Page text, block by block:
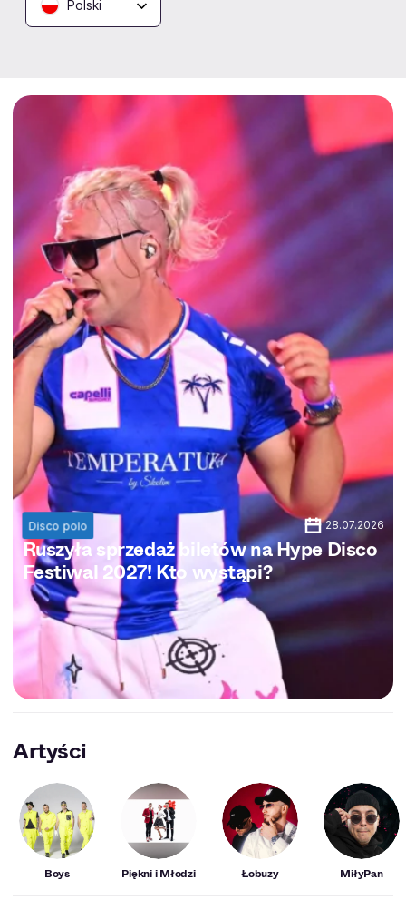
Polski
Nie czekaj - liczba miejsc jest ograniczona, a
28.07.2026
Disco polo
Ruszyła sprzedaż biletów na Hype Disco
Festiwal 2027! Kto wystąpi?
Artyści
Boys Piękni i Młodzi Łobuzy MiłyPan